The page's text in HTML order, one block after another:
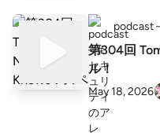
podcast
第304回
ル！
May 18, 2026